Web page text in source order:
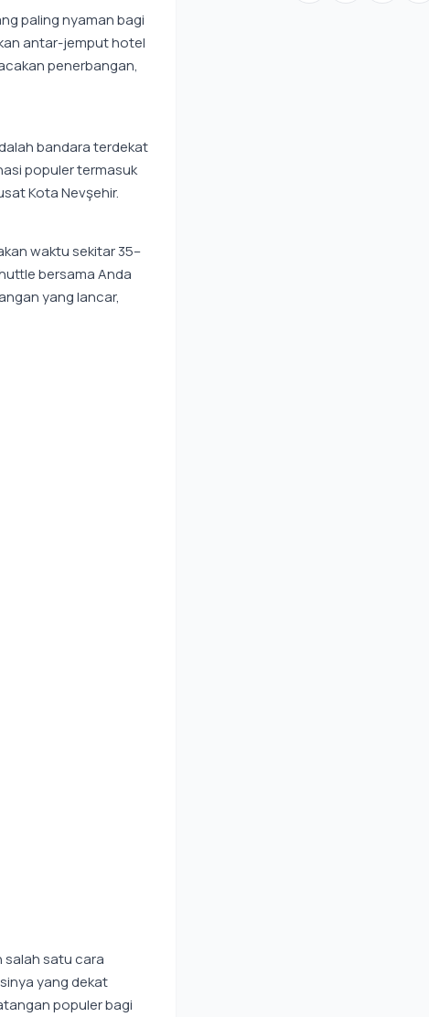
paling nyaman bagi
antar-jemput hotel
penerbangan,
bandara terdekat
populer termasuk
Kota Nevşehir.
waktu sekitar 35–
bersama Anda
yang lancar,
salah satu cara
yang dekat
populer bagi